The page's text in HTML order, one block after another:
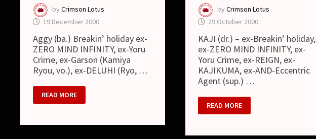
byCrimson Lotus
19 December 2000
Aggy (ba.) Breakin’ holiday ex-
ZERO MIND INFINITY, ex-Yoru
Crime, ex-Garson (Kamiya
Ryou, vo.), ex-DELUHI (Ryo, …
DECEMBER
13
READ MORE
byCrimson Lotus
29 October 2000
KAJI (dr.) – ex-Breakin’ holiday,
ex-ZERO MIND INFINITY, ex-
Yoru Crime, ex-REIGN, ex-
KAJIKUMA, ex-AND-Eccentric
Agent (sup.) …
OCTOBER
03
READ MORE